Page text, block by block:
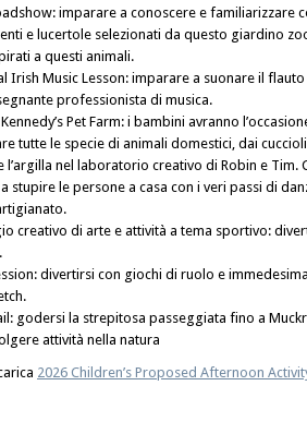
imparare a conoscere e familiarizzare
e lucertole selezionati da questo giardino
a questi animali.
Irish Music Lesson: imparare a suonare il
professionista di musica.
Pet Farm: i bambini avranno
tutte le specie di animali domestici, dai
l’argilla nel laboratorio creativo di Robin e Tim.
stupire le persone a casa con i veri passi di
creativo di arte e attività a tema sportivo:
divertirsi con giochi di ruolo e
godersi la strepitosa passeggiata fino a
attività nella natura
2026 Children’s Proposed Afternoon